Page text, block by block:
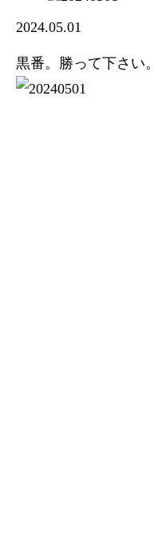
2024.05.01
黒番。勝って下さい。